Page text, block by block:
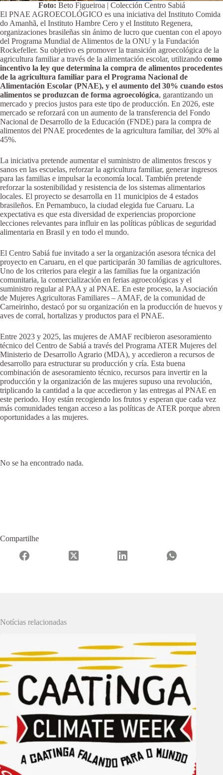
Foto: Beto Figueiroa | Colección Centro Sabiá
El PNAE AGROECOLÓGICO es una iniciativa del Instituto Comida
do Amanhã, el Instituto Hambre Cero y el Instituto Regenera,
organizaciones brasileñas sin ánimo de lucro que cuentan con el apoyo
del Programa Mundial de Alimentos de la ONU y la Fundación
Rockefeller. Su objetivo es promover la transición agroecológica de la
agricultura familiar a través de la alimentación escolar, utilizando como
incentivo la ley que determina la compra de alimentos procedentes
de la agricultura familiar para el Programa Nacional de
Alimentación Escolar (PNAE), y el aumento del 30% cuando estos
alimentos se produzcan de forma agroecológica, garantizando un
mercado y precios justos para este tipo de producción. En 2026, este
mercado se reforzará con un aumento de la transferencia del Fondo
Nacional de Desarrollo de la Educación (FNDE) para la compra de
alimentos del PNAE procedentes de la agricultura familiar, del 30% al
45%.
La iniciativa pretende aumentar el suministro de alimentos frescos y
sanos en las escuelas, reforzar la agricultura familiar, generar ingresos
para las familias e impulsar la economía local. También pretende
reforzar la sostenibilidad y resistencia de los sistemas alimentarios
locales. El proyecto se desarrolla en 11 municipios de 4 estados
brasileños. En Pernambuco, la ciudad elegida fue Caruaru. La
expectativa es que esta diversidad de experiencias proporcione
lecciones relevantes para influir en las políticas públicas de seguridad
alimentaria en Brasil y en todo el mundo.
El Centro Sabiá fue invitado a ser la organización asesora técnica del
proyecto en Caruaru, en el que participarán 30 familias de agricultores.
Uno de los criterios para elegir a las familias fue la organización
comunitaria, la comercialización en ferias agroecológicas y el
suministro regular al PAA y al PNAE. En este proceso, la Asociación
de Mujeres Agricultoras Familiares – AMAF, de la comunidad de
Carneirinho, destacó por su organización en la producción de huevos y
aves de corral, hortalizas y productos para el PNAE.
Entre 2023 y 2025, las mujeres de AMAF recibieron asesoramiento
técnico del Centro de Sabiá a través del Programa ATER Mujeres del
Ministerio de Desarrollo Agrario (MDA), y accedieron a recursos de
desarrollo para estructurar su producción y cría. Esta buena
combinación de asesoramiento técnico, recursos para invertir en la
producción y la organización de las mujeres supuso una revolución,
triplicando la cantidad a la que accedieron y las entregas al PNAE en
este periodo. Hoy están recogiendo los frutos y esperan que cada vez
más comunidades tengan acceso a las políticas de ATER porque abren
oportunidades a las mujeres.
No se ha encontrado nada.
Compartilhe
Notícias relacionadas